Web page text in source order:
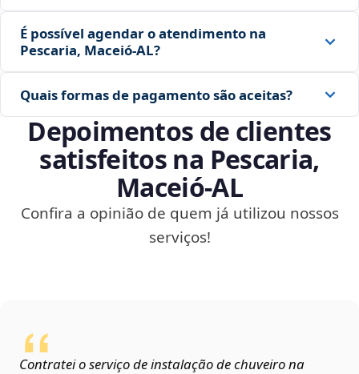
É possível agendar o atendimento na
Pescaria, Maceió‑AL?
Quais formas de pagamento são aceitas?
Depoimentos de clientes
satisfeitos na Pescaria,
Maceió‑AL
Confira a opinião de quem já utilizou nossos
serviços!
Contratei o serviço de instalação de chuveiro na